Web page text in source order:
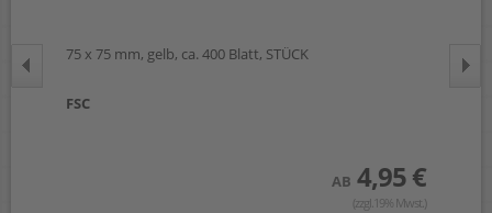
75 x 75 mm, gelb, ca. 400 Blatt, STÜCK
FSC
AB 4,95 €
(zzgl.19% Mwst.)